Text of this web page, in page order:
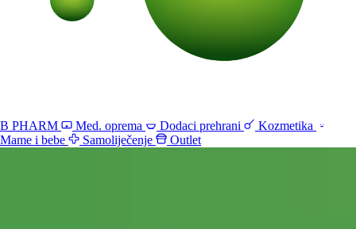
B PHARM Med. oprema Dodaci prehrani
Kozmetika
Mame i bebe
Samoliječenje Outlet